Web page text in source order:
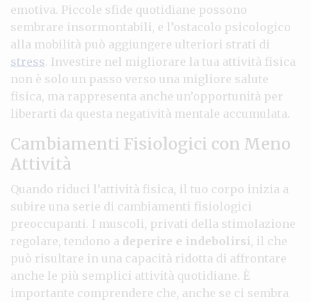
emotiva. Piccole sfide quotidiane possono
sembrare insormontabili, e l’ostacolo psicologico
alla mobilità può aggiungere ulteriori strati di
stress. Investire nel migliorare la tua attività fisica
non è solo un passo verso una migliore salute
fisica, ma rappresenta anche un’opportunità per
liberarti da questa negatività mentale accumulata.
Cambiamenti Fisiologici con Meno
Attività
Quando riduci l’attività fisica, il tuo corpo inizia a
subire una serie di cambiamenti fisiologici
preoccupanti. I muscoli, privati della stimolazione
regolare, tendono a deperire e indebolirsi, il che
può risultare in una capacità ridotta di affrontare
anche le più semplici attività quotidiane. È
importante comprendere che, anche se ci sembra